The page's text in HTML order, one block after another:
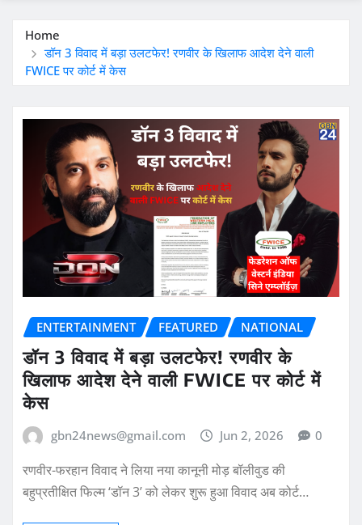
Home
डॉन 3 विवाद में बड़ा उलटफेर! रणवीर के खिलाफ आदेश देने वाली
FWICE पर कोर्ट में केस
ENTERTAINMENT FEATURED NATIONAL
डॉन 3 विवाद में बड़ा उलटफेर! रणवीर के
खिलाफ आदेश देने वाली FWICE पर कोर्ट में
केस
gbn24news@gmail.com Jun 2, 2026 0
रणवीर-फरहान विवाद ने लिया नया कानूनी मोड़ बॉलीवुड की
बहुप्रतीक्षित फिल्म ‘डॉन 3’ को लेकर शुरू हुआ विवाद अब कोर्ट…